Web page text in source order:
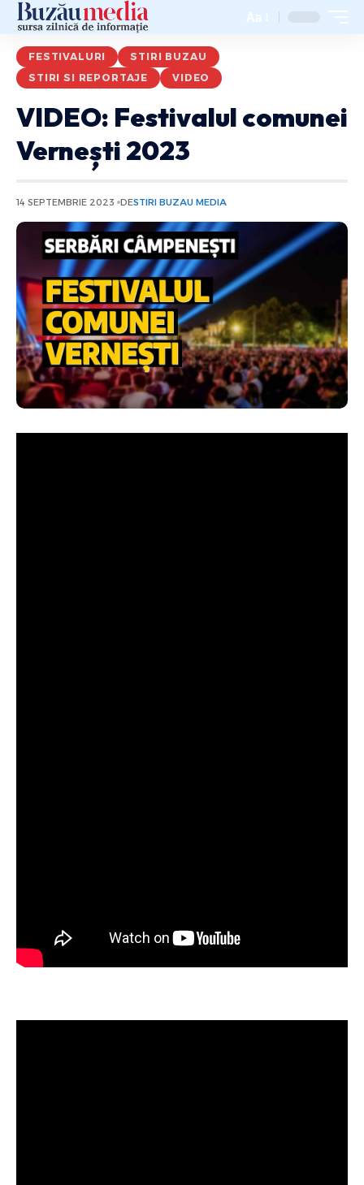
Aa
FESTIVALURI
STIRI BUZAU
STIRI SI REPORTAJE
VIDEO
VIDEO: Festivalul comunei
Vernești 2023
14 SEPTEMBRIE 2023 DESTIRI BUZAU MEDIA